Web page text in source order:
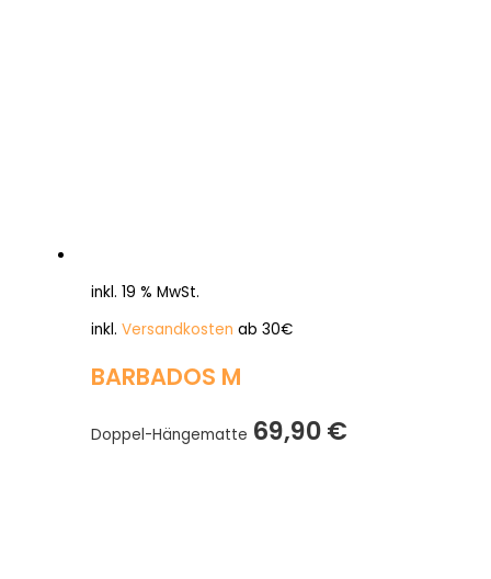
inkl. 19 % MwSt.
inkl. Versandkosten ab 30€
BARBADOS M
Doppel-Hängematte 69,90€